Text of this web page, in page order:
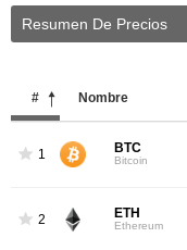
Resumen De Precios
# Nombre
1 BTC
Bitcoin
2 ETH
Ethereum